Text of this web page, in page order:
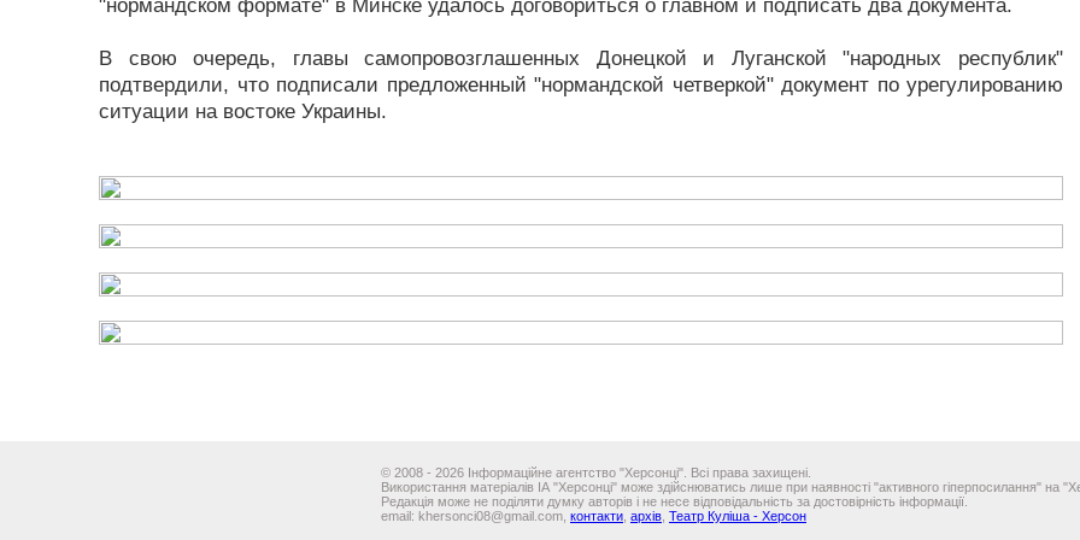
"нормандском формате" в Минске удалось договориться о главном и подписать два документа.
В свою очередь, главы самопровозглашенных Донецкой и Луганской "народных республик"
подтвердили, что подписали предложенный "нормандской четверкой" документ по урегулированию
ситуации на востоке Украины.
© 2008 - 2026 Інформаційне агентство "Херсонці". Всі права захищені.
Використання матеріалів ІА "Херсонці" може здійснюватись лише при наявності "активного гіперпосилання" на
Редакція може не поділяти думку авторів і не несе відповідальність за достовірність інформації.
email: khersonci08@gmail.com, контакти архів Театр Куліша - Херсон